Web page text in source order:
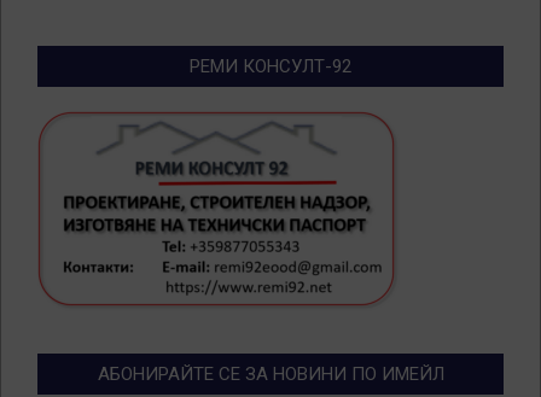
РЕМИ КОНСУЛТ-92
АБОНИРАЙТЕ СЕ ЗА НОВИНИ ПО ИМЕЙЛ